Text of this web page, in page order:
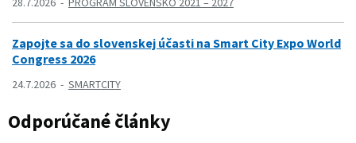
Zapojte sa do slovenskej účasti na Smart City Expo World
Congress 2026
24.7.2026 SMARTCITY
Odporúčané články